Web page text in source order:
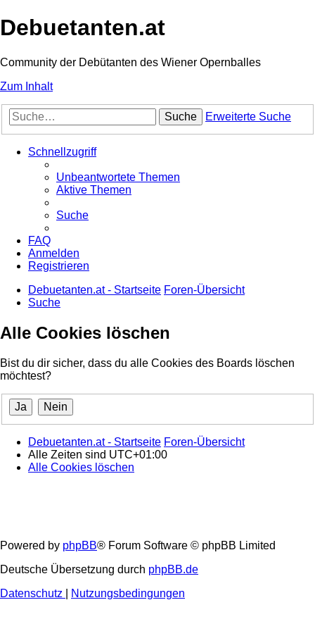
Debuetanten.at
Community der Debütanten des Wiener Opernballes
Zum Inhalt
Suche Erweiterte Suche
Schnellzugriff
Unbeantwortete Themen
Aktive Themen
Suche
FAQ
Anmelden
Registrieren
Debuetanten.at - Startseite Foren-Übersicht
Suche
Alle Cookies löschen
Bist du dir sicher, dass du alle Cookies des Boards löschen
möchtest?
Debuetanten.at - Startseite Foren-Übersicht
Alle Zeiten sind UTC+01:00
Alle Cookies löschen
Powered by phpBB® Forum Software © phpBB Limited
Deutsche Übersetzung durch phpBB.de
Datenschutz
Nutzungsbedingungen